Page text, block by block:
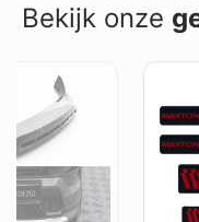
Bekijk onze